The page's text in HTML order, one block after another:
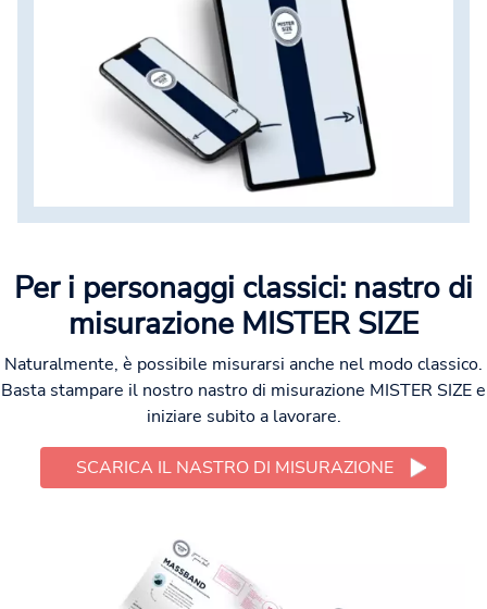
Per i personaggi classici: nastro di
misurazione MISTER SIZE
Naturalmente, è possibile misurarsi anche nel modo classico.
Basta stampare il nostro nastro di misurazione MISTER SIZE e
iniziare subito a lavorare.
SCARICA IL NASTRO DI MISURAZIONE